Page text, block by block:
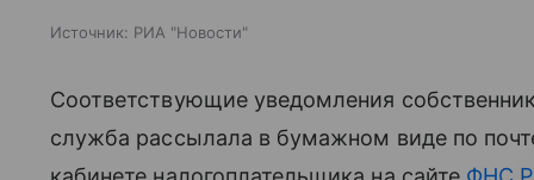
Источник: РИА "Новости"
Соответствующие уведомления
служба рассылала в бумажном виде по